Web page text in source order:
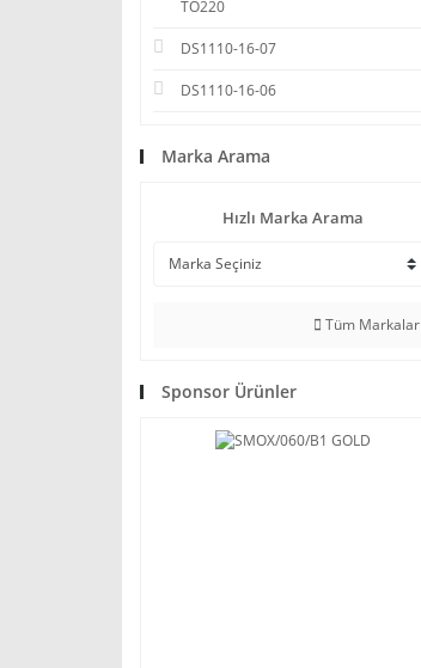
TO220
DS1110-16-07
DS1110-16-06
Marka Arama
Hızlı Marka Arama
Tüm Markalar
Sponsor Ürünler